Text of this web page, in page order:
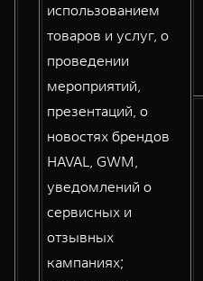
использованием
товаров и услуг, о
проведении
мероприятий,
презентаций, о
новостях брендов
HAVAL, GWM,
уведомлений о
сервисных и
отзывных
кампаниях;